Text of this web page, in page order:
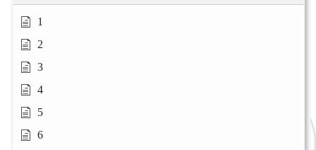
1
2
3
4
5
6